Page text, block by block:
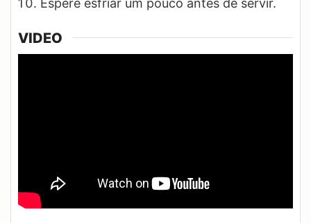
Espere esfriar um pouco antes de servir.
VIDEO